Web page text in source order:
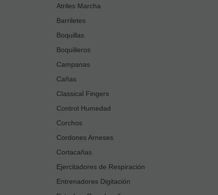
Atriles Marcha
Barriletes
Boquillas
Boquilleros
Campanas
Cañas
Classical Fingers
Control Humedad
Corchos
Cordones Arneses
Cortacañas
Ejercitadores de Respiración
Entrenadores Digitación